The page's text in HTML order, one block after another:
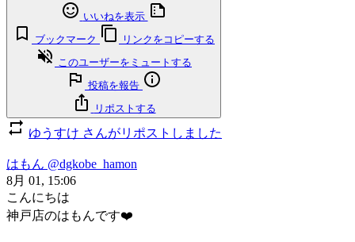
いいねを表示
ブックマーク
リンクをコピーする
このユーザーをミュートする
投稿を報告
リポストする
ゆうすけ さんがリポストしました
はもん @dgkobe_hamon
8月 01, 15:06
こんにちは
神戸店のはもんです❤️